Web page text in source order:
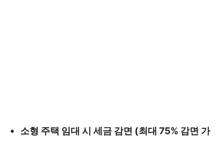
소형 주택 임대 시 세금 감면 (최대 75% 감면 가